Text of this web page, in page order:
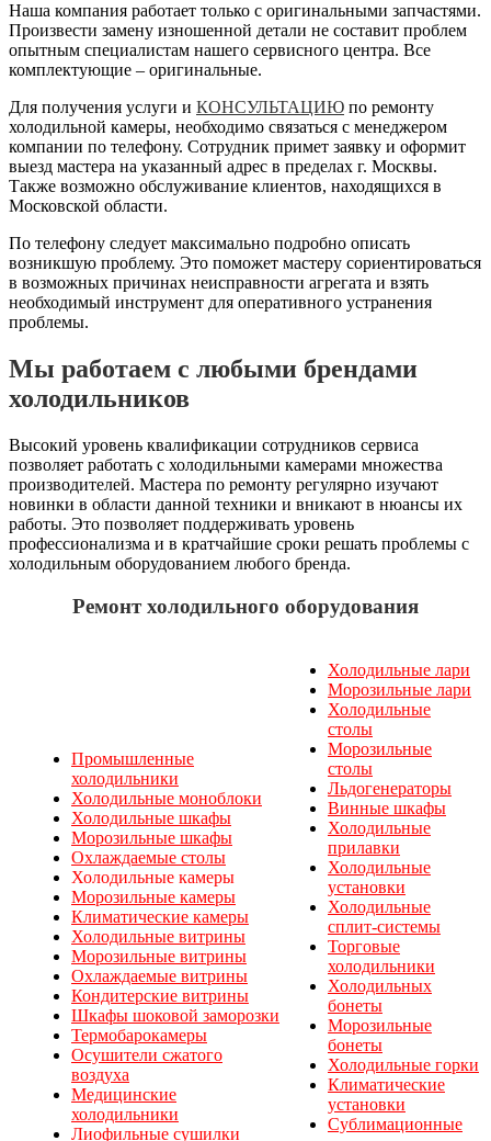
Наша компания работает только с оригинальными запчастями.
Произвести замену изношенной детали не составит проблем
опытным специалистам нашего сервисного центра. Все
комплектующие – оригинальные.
Для получения услуги и КОНСУЛЬТАЦИЮ по ремонту
холодильной камеры, необходимо связаться с менеджером
компании по телефону. Сотрудник примет заявку и оформит
выезд мастера на указанный адрес в пределах г. Москвы.
Также возможно обслуживание клиентов, находящихся в
Московской области.
По телефону следует максимально подробно описать
возникшую проблему. Это поможет мастеру сориентироваться
в возможных причинах неисправности агрегата и взять
необходимый инструмент для оперативного устранения
проблемы.
Мы работаем с любыми брендами
холодильников
Высокий уровень квалификации сотрудников сервиса
позволяет работать с холодильными камерами множества
производителей. Мастера по ремонту регулярно изучают
новинки в области данной техники и вникают в нюансы их
работы. Это позволяет поддерживать уровень
профессионализма и в кратчайшие сроки решать проблемы с
холодильным оборудованием любого бренда.
Ремонт холодильного оборудования
Промышленные
холодильники
Холодильные моноблоки
Холодильные шкафы
Морозильные шкафы
Охлаждаемые столы
Холодильные камеры
Морозильные камеры
Климатические камеры
Холодильные витрины
Морозильные витрины
Охлаждаемые витрины
Кондитерские витрины
Шкафы шоковой заморозки
Термобарокамеры
Осушители сжатого
воздуха
Медицинские
холодильники
Лиофильные сушилки
Холодильные лари
Морозильные лари
Холодильные
столы
Морозильные
столы
Льдогенераторы
Винные шкафы
Холодильные
прилавки
Холодильные
установки
Холодильные
сплит-системы
Торговые
холодильники
Холодильных
бонеты
Морозильные
бонеты
Холодильные горки
Климатические
установки
Сублимационные